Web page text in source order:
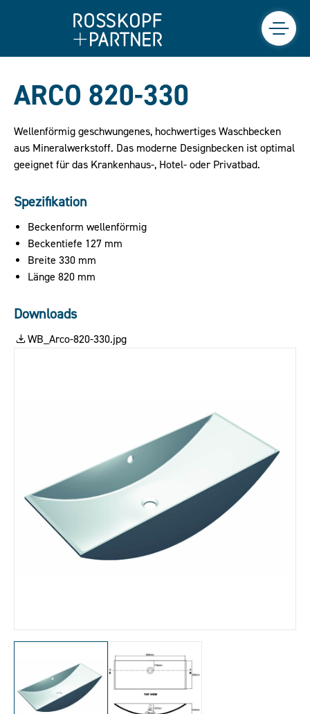
ARCO 820-330
Wellenförmig geschwungenes, hochwertiges Waschbecken
aus Mineralwerkstoff. Das moderne Designbecken ist optimal
geeignet für das Krankenhaus-, Hotel- oder Privatbad.
Spezifikation
Beckenform wellenförmig
Beckentiefe 127 mm
Breite 330 mm
Länge 820 mm
Downloads
WB_Arco-820-330.jpg